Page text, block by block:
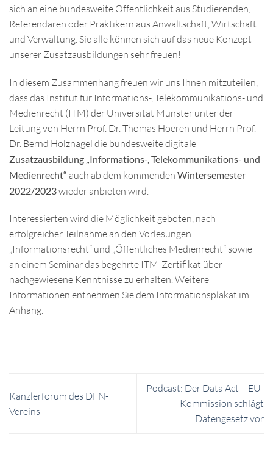
sich an eine bundesweite Öffentlichkeit aus Studierenden,
Referendaren oder Praktikern aus Anwaltschaft, Wirtschaft
und Verwaltung. Sie alle können sich auf das neue Konzept
unserer Zusatzausbildungen sehr freuen!
In diesem Zusammenhang freuen wir uns Ihnen mitzuteilen,
dass das Institut für Informations-, Telekommunikations- und
Medienrecht (ITM) der Universität Münster unter der
Leitung von Herrn Prof. Dr. Thomas Hoeren und Herrn Prof.
Dr. Bernd Holznagel die bundesweite digitale
Zusatzausbildung „Informations-, Telekommunikations- und
Medienrecht“ auch ab dem kommenden Wintersemester
2022/2023wieder anbieten wird.
Interessierten wird die Möglichkeit geboten, nach
erfolgreicher Teilnahme an den Vorlesungen
„Informationsrecht“ und „Öffentliches Medienrecht“ sowie
an einem Seminar das begehrte ITM-Zertifikat über
nachgewiesene Kenntnisse zu erhalten. Weitere
Informationen entnehmen Sie dem Informationsplakat im
Anhang.
Kanzlerforum des DFN-
Vereins
Podcast: Der Data Act – EU-
Kommission schlägt
Datengesetz vor